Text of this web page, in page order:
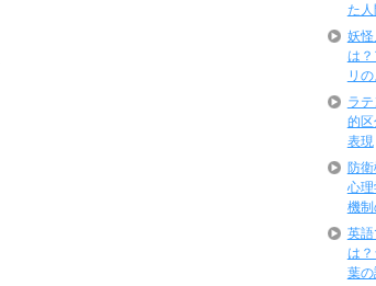
た
妖
は
リ
ラ
的
表現
防衛
心
機
英
は
葉